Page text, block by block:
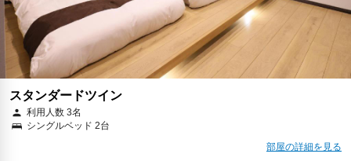
スタンダードツイン
利用人数 3名
シングルベッド 2台
部屋の詳細を見る